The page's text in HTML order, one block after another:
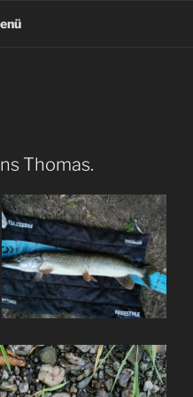
Thomas.